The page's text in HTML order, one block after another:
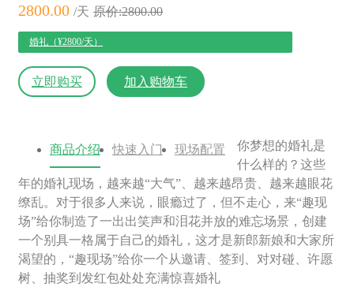
2800.00 /天 原价:2800.00
婚礼（¥2800/天）
立即购买 加入购物车
商品介绍 快速入门 现场配置
你梦想的婚礼是
什么样的？这些
年的婚礼现场，越来越“大气”、越来越昂贵、越来越眼花
缭乱。对于很多人来说，眼瘾过了，但不走心，来“趣现
场”给你制造了一出出笑声和泪花并放的难忘场景，创建
一个别具一格属于自己的婚礼，这才是新郎新娘和大家所
渴望的，“趣现场”给你一个从邀请、签到、对对碰、许愿
树、抽奖到发红包处处充满惊喜婚礼